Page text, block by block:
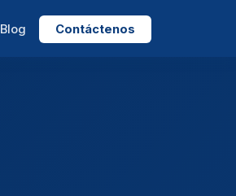
Blog Contáctenos